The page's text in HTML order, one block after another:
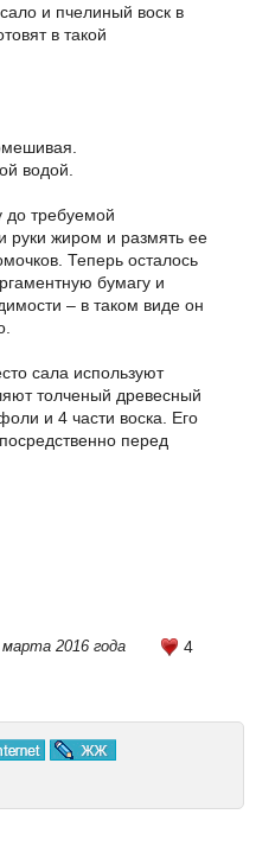
и пчелиный воск в
в такой
водой.
до требуемой
руки жиром и размять ее
Теперь осталось
бумагу и
– в таком виде он
сала используют
толченый древесный
и 4 части воска. Его
перед
марта 2016 года 4